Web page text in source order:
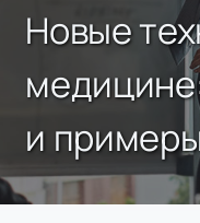
Новые
и